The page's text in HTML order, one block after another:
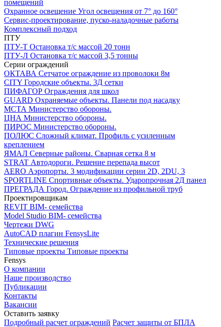
помещений
Охранное освещение Угол освещения от 7° до 160°
Сервис-проектирование, пуско-наладочные работы
Комплексный подход
ПТУ
ПТУ-Т Остановка т/c массой 20 тонн
ПТУ-Л Остановка т/c массой 3,5 тонны
Серии ограждений
ОКТАВА Сетчатое ограждение из проволоки 8м
CITY Городские объекты. 3Д сетки
ПИФАГОР Ограждения для школ
GUARD Охраняемые объекты. Панели под насадку
МСТА Министерство обороны.
ЦНА Министерство обороны.
ПИРОС Министерство обороны.
ПОЛЮС Сложный климат. Профиль с усиленным
креплением
ЯМАЛ Северные районы. Сварная сетка 8 м
STRAT Автодороги. Решение перепада высот
AERO Аэропорты. 3 модификации серии 2D, 2DU, 3
SPORTLINE Спортивные объекты. Ударопрочная 2Д панел
ПРЕГРАДА Город. Ограждение из профильной труб
Проектировщикам
REVIT BIM- семейства
Model Studio BIM- семейства
Чертежи DWG
AutoCAD плагин FensysLite
Технические решения
Типовые проекты Типовые проекты
Fensys
О компании
Наше производство
Публикации
Контакты
Вакансии
Оставить заявку
Подробный расчет ограждений Расчет защиты от БПЛА